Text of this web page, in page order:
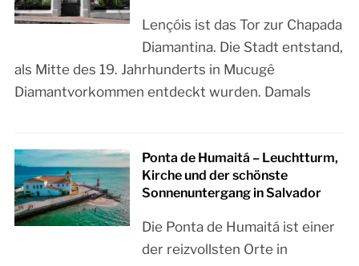
Lençóis ist das Tor zur Chapada
Diamantina. Die Stadt entstand,
als Mitte des 19. Jahrhunderts in Mucugê
Diamantvorkommen entdeckt wurden. Damals
Ponta de Humaitá – Leuchtturm,
Kirche und der schönste
Sonnenuntergang in Salvador
Die Ponta de Humaitá ist einer
der reizvollsten Orte in